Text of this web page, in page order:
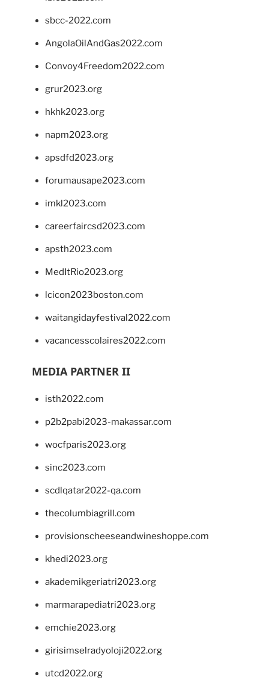
sbcc-2022.com
AngolaOilAndGas2022.com
Convoy4Freedom2022.com
grur2023.org
hkhk2023.org
napm2023.org
apsdfd2023.org
forumausape2023.com
imkl2023.com
careerfaircsd2023.com
apsth2023.com
MedItRio2023.org
lcicon2023boston.com
waitangidayfestival2022.com
vacancesscolaires2022.com
MEDIA PARTNER II
isth2022.com
p2b2pabi2023-makassar.com
wocfparis2023.org
sinc2023.com
scdlqatar2022-qa.com
thecolumbiagrill.com
provisionscheeseandwineshoppe.com
khedi2023.org
akademikgeriatri2023.org
marmarapediatri2023.org
emchie2023.org
girisimselradyoloji2022.org
utcd2022.org